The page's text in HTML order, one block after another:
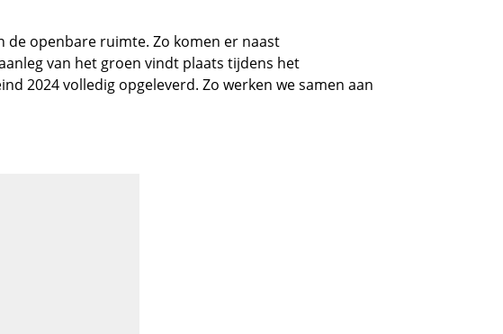
de openbare ruimte. Zo komen er naast
van het groen vindt plaats tijdens het
2024 volledig opgeleverd. Zo werken we samen aan